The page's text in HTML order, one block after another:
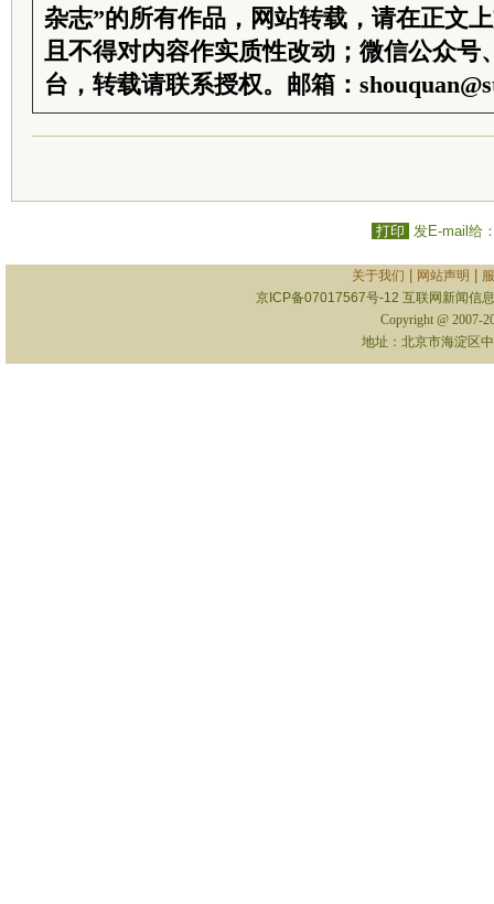
杂志”的所有作品，网站转载，请在正文
且不得对内容作实质性改动；微信公众号
台，转载请联系授权。邮箱：
打印 发E-mail给
关于我们 网站声明
京ICP备07017567号-12 互联网新闻信
Copyright @ 2007-
地址：北京市海淀区